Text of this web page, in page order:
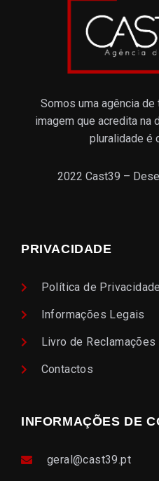
Somos uma agência
imagem que acredita na
pluralidade é
2022 Cast39 –
PRIVACIDADE
Política de Privacidade
Informações Legais
Livro de Reclamações
Contactos
INFORMAÇÕES DE
geral@cast39.pt